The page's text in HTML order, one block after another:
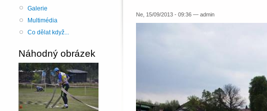
Galerie
Multimédia
Co dělat když...
Náhodný obrázek
Ne, 15/09/2013 - 09:36 — admin